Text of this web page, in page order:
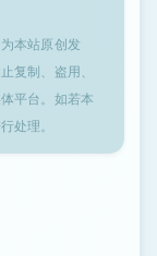
本站原创发
复制、盗用、
平台。如若本
处理。